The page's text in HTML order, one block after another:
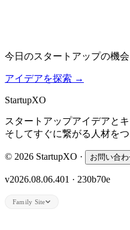
今日のスタートアップの機
アイデアを探索 →
StartupXO
スタートアップアイデアと
そしてすぐに繋がる人材を
© 2026 StartupXO · お問い合
v2026.08.06.401 · 230b70e
Family Site